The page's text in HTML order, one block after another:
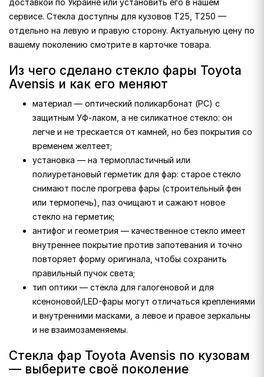
доставкой по Украине или установить его в нашем
сервисе. Стекла доступны для кузовов T25, T250 —
отдельно на левую и правую сторону. Актуальную цену по
вашему поколению смотрите в карточке товара.
Из чего сделано стекло фары Toyota
Avensis и как его меняют
материал — оптический поликарбонат (PC) с
защитным УФ-лаком, а не силикатное стекло: он
легче и не трескается от камней, но без покрытия со
временем желтеет;
установка — на термопластичный или
полиуретановый герметик для фар: старое стекло
снимают после прогрева фары (строительный фен
или термопечь), паз очищают и сажают новое
стекло на герметик;
антифог и геометрия — качественное стекло имеет
внутреннее покрытие против запотевания и точно
повторяет форму оригинала, чтобы сохранить
правильный пучок света;
тип оптики — стёкла для галогеновой и для
ксеноновой/LED-фары могут отличаться креплениями
и внутренними масками, а левое и правое зеркальны
и не взаимозаменяемы.
Стекла фар Toyota Avensis по кузовам
— выберите своё поколение